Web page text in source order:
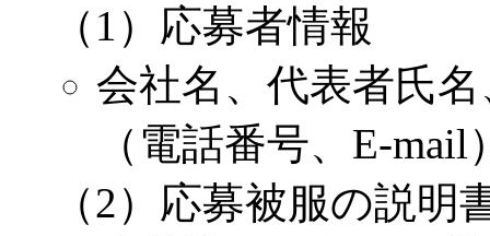
（1）応募者情報
会社名、代表者氏
（電話番号、E-mail
（2）応募被服の説明